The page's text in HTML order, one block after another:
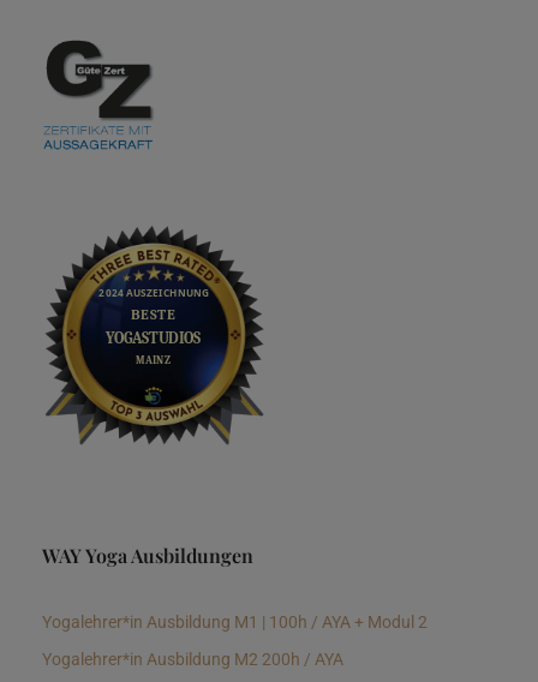
WAY Yoga Ausbildungen
Yogalehrer*in Ausbildung M1 | 100h / AYA + Modul 2
Yogalehrer*in Ausbildung M2 200h / AYA